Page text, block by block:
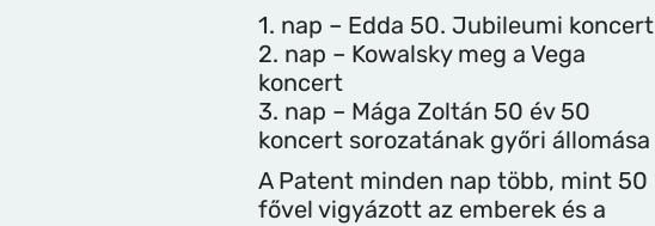
1. nap – Edda 50. Jubileumi koncert
2. nap – Kowalsky meg a Vega
koncert
3. nap – Mága Zoltán 50 év 50
koncert sorozatának győri állomása
A Patent minden nap több, mint 50
fővel vigyázott az emberek és a